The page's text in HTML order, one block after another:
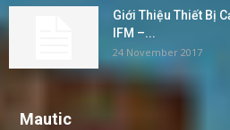
Giới Thiệu Thiết Bị
IFM –...
24 November 2017
Mautic